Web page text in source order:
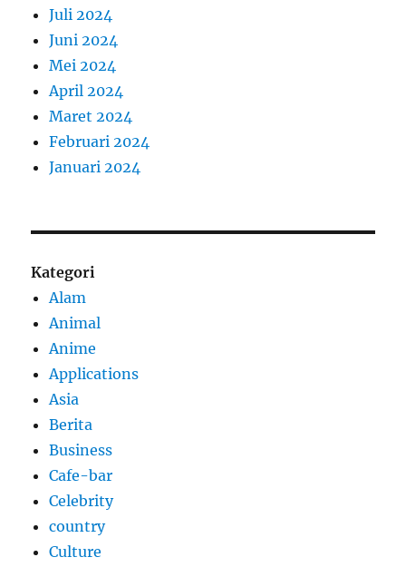
Juli 2024
Juni 2024
Mei 2024
April 2024
Maret 2024
Februari 2024
Januari 2024
Kategori
Alam
Animal
Anime
Applications
Asia
Berita
Business
Cafe-bar
Celebrity
country
Culture